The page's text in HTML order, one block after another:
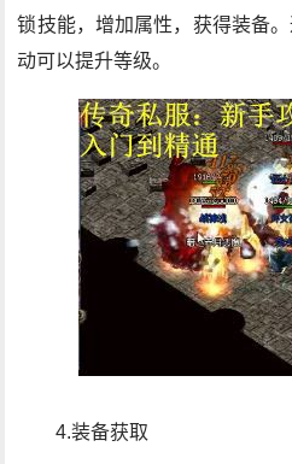
锁技能，增加属性，获得装备
动可以提升等级。
4.装备获取